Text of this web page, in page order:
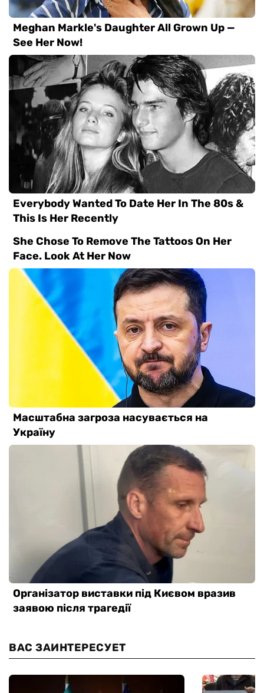
ВАС ЗАИНТЕРЕСУЕТ